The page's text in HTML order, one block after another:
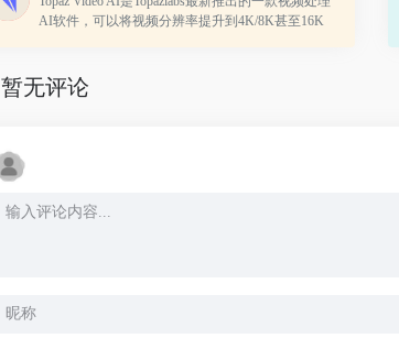
AI软件，可以将视频分辨率提升到4K/8K甚至16K
暂无评论